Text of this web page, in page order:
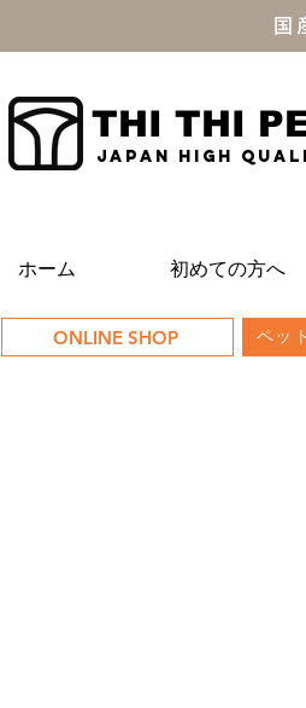
国
THI THI
JAPAN high
ホーム 初めての方へ
ONLINE SHOP ペッ